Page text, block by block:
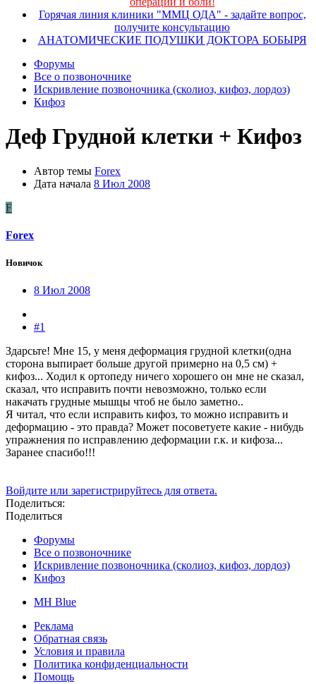
Горячая линия клиники "ММЦ ОДА" - задайте вопрос,
получите консультацию
АНАТОМИЧЕСКИЕ ПОДУШКИ ДОКТОРА БОБЫРЯ
Форумы
Все о позвоночнике
Искривление позвоночника (сколиоз, кифоз, лордоз)
Кифоз
Деф Грудной клетки + Кифоз
Автор темы Forex
Дата начала 8 Июл 2008
F
Forex
Новичок
8 Июл 2008
#1
Здарсьте! Мне 15, у меня деформация грудной клетки(одна
сторона выпирает больше другой примерно на 0,5 см) +
кифоз... Ходил к ортопеду ничего хорошего он мне не сказал,
сказал, что исправить почти невозможно, только если
накачать грудные мышцы чтоб не было заметно..
Я читал, что если исправить кифоз, то можно исправить и
деформацию - это правда? Может посоветуете какие - нибудь
упражнения по исправлению деформации г.к. и кифоза...
Заранее спасибо!!!
Войдите или зарегистрируйтесь для ответа.
Поделиться:
Поделиться
Форумы
Все о позвоночнике
Искривление позвоночника (сколиоз, кифоз, лордоз)
Кифоз
MH Blue
Реклама
Обратная связь
Условия и правила
Политика конфиденциальности
Помощь